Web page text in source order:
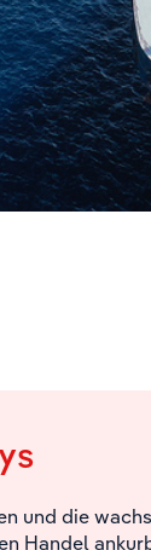
und die
Handel